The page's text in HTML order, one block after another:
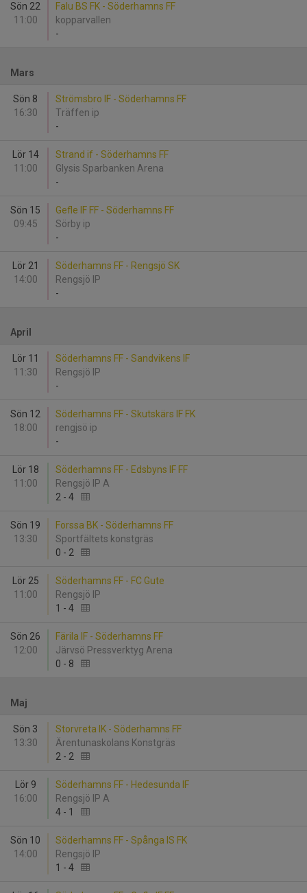
Sön 22
11:00
Falu BS FK - Söderhamns FF
kopparvallen
-
Mars
Sön 8
16:30
Strömsbro IF - Söderhamns FF
Träffen ip
-
Lör 14
11:00
Strand if - Söderhamns FF
Glysis Sparbanken Arena
-
Sön 15
09:45
Gefle IF FF - Söderhamns FF
Sörby ip
-
Lör 21
14:00
Söderhamns FF - Rengsjö SK
Rengsjö IP
-
April
Lör 11
11:30
Söderhamns FF - Sandvikens IF
Rengsjö IP
-
Sön 12
18:00
Söderhamns FF - Skutskärs IF FK
rengjsö ip
-
Lör 18
11:00
Söderhamns FF - Edsbyns IF FF
Rengsjö IP A
2 - 4
Sön 19
13:30
Forssa BK - Söderhamns FF
Sportfältets konstgräs
0 - 2
Lör 25
11:00
Söderhamns FF - FC Gute
Rengsjö IP
1 - 4
Sön 26
12:00
Färila IF - Söderhamns FF
Järvsö Pressverktyg Arena
0 - 8
Maj
Sön 3
13:30
Storvreta IK - Söderhamns FF
Ärentunaskolans Konstgräs
2 - 2
Lör 9
16:00
Söderhamns FF - Hedesunda IF
Rengsjö IP A
4 - 1
Sön 10
14:00
Söderhamns FF - Spånga IS FK
Rengsjö IP
1 - 4